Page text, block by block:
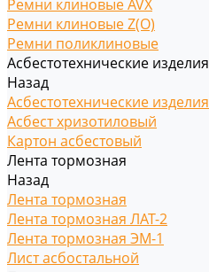
Ремни клиновые AVX
Ремни клиновые Z(O)
Ремни поликлиновые
Асбестотехнические изделия
Назад
Асбестотехнические изделия
Асбест хризотиловый
Картон асбестовый
Лента тормозная
Назад
Лента тормозная
Лента тормозная ЛАТ-2
Лента тормозная ЭМ-1
Лист асбостальной